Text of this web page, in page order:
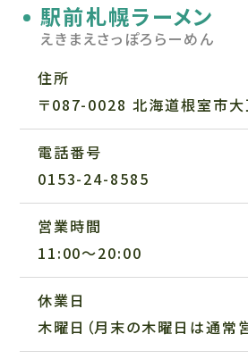
駅前札幌ラーメン
えきまえさっぽろらーめん
住所
〒087-0028 北海道根室市
電話番号
0153-24-8585
営業時間
11:00〜20:00
休業日
木曜日（月末の木曜日は通常